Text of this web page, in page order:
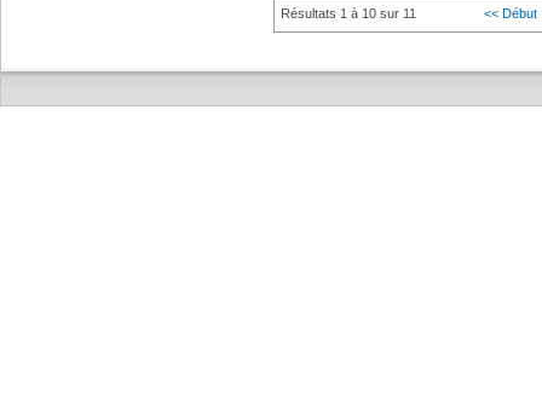
Résultats 1 à 10 sur 11 << Début